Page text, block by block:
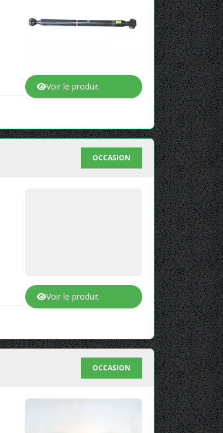
Voir le produit
OCCASION
Voir le produit
OCCASION